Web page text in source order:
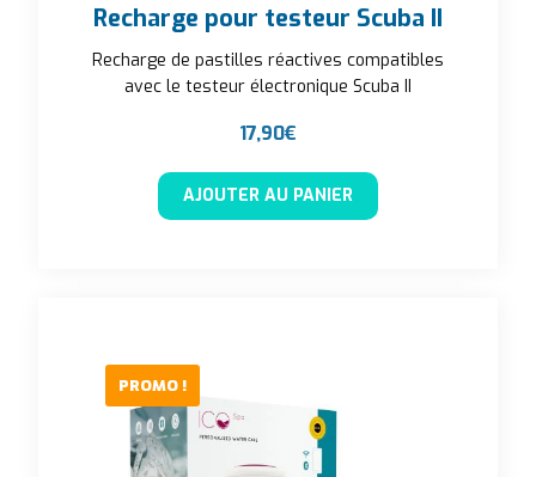
Recharge pour testeur Scuba II
Recharge de pastilles réactives compatibles
avec le testeur électronique Scuba II
17,90€
AJOUTER AU PANIER
PROMO !